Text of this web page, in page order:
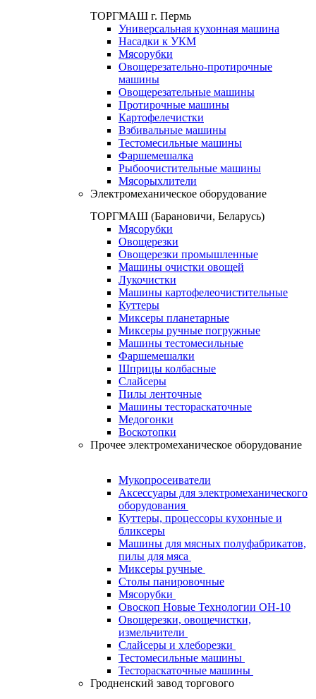
ТОРГМАШ г. Пермь
Универсальная кухонная машина
Насадки к УКМ
Мясорубки
Овощерезательно-протирочные
машины
Овощерезательные машины
Протирочные машины
Картофелечистки
Взбивальные машины
Тестомесильные машины
Фаршемешалка
Рыбоочистительные машины
Мясорыхлители
Электромеханическое оборудование
ТОРГМАШ (Барановичи, Беларусь)
Мясорубки
Овощерезки
Овощерезки промышленные
Машины очистки овощей
Лукочистки
Машины картофелеочистительные
Куттеры
Миксеры планетарные
Миксеры ручные погружные
Машины тестомесильные
Фаршемешалки
Шприцы колбасные
Слайсеры
Пилы ленточные
Машины тестораскаточные
Медогонки
Воскотопки
Прочее электромеханическое оборудование
Мукопросеиватели
Аксессуары для электромеханического
оборудования
Куттеры, процессоры кухонные и
бликсеры
Машины для мясных полуфабрикатов,
пилы для мяса
Миксеры ручные
Столы панировочные
Мясорубки
Овоскоп Новые Технологии ОН-10
Овощерезки, овощечистки,
измельчители
Слайсеры и хлеборезки
Тестомесильные машины
Тестораскаточные машины
Гродненский завод торгового